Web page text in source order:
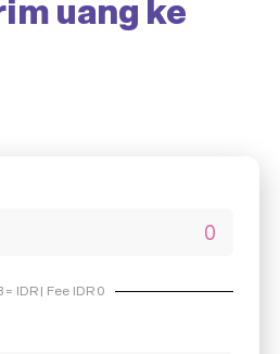
uang ke
= IDR | Fee IDR0